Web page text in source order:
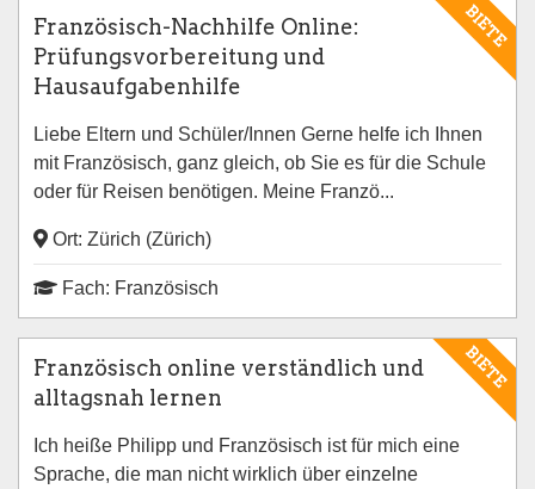
BIETE
Französisch-Nachhilfe Online:
Prüfungsvorbereitung und
Hausaufgabenhilfe
Liebe Eltern und Schüler/Innen Gerne helfe ich Ihnen
mit Französisch, ganz gleich, ob Sie es für die Schule
oder für Reisen benötigen. Meine Franzö...
Ort: Zürich (Zürich)
Fach: Französisch
BIETE
Französisch online verständlich und
alltagsnah lernen
Ich heiße Philipp und Französisch ist für mich eine
Sprache, die man nicht wirklich über einzelne